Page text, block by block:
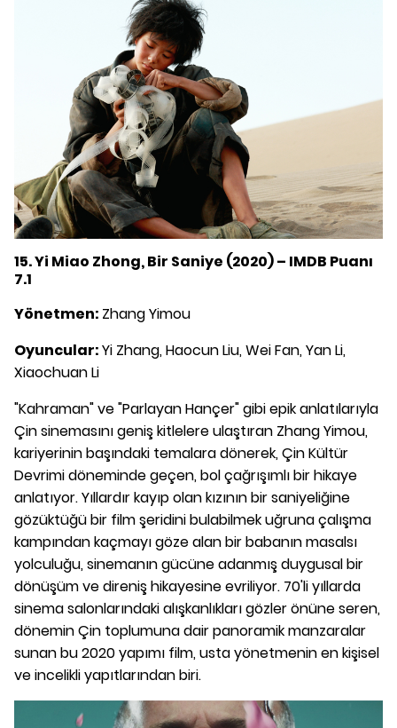
15. Yi Miao Zhong, Bir Saniye (2020) – IMDB Puanı
7.1
Yönetmen: Zhang Yimou
Oyuncular:Yi Zhang, Haocun Liu, Wei Fan, Yan Li,
Xiaochuan Li
"Kahraman" ve "Parlayan Hançer" gibi epik anlatılarıyla
Çin sinemasını geniş kitlelere ulaştıran Zhang Yimou,
kariyerinin başındaki temalara dönerek, Çin Kültür
Devrimi döneminde geçen, bol çağrışımlı bir hikaye
anlatıyor. Yıllardır kayıp olan kızının bir saniyeliğine
gözüktüğü bir film şeridini bulabilmek uğruna çalışma
kampından kaçmayı göze alan bir babanın masalsı
yolculuğu, sinemanın gücüne adanmış duygusal bir
dönüşüm ve direniş hikayesine evriliyor. 70'li yıllarda
sinema salonlarındaki alışkanlıkları gözler önüne seren,
dönemin Çin toplumuna dair panoramik manzaralar
sunan bu 2020 yapımı film, usta yönetmenin en kişisel
ve incelikli yapıtlarından biri.